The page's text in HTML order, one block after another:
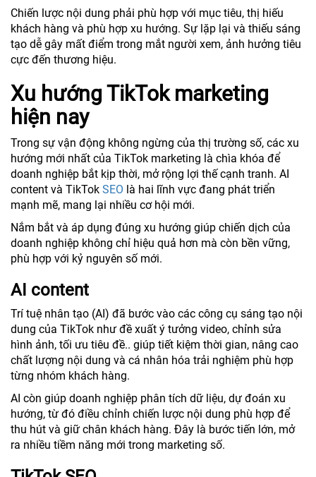
Chiến lược nội dung phải phù hợp với mục tiêu, thị hiếu
khách hàng và phù hợp xu hướng. Sự lặp lại và thiếu sáng
tạo dễ gây mất điểm trong mắt người xem, ảnh hưởng tiêu
cực đến thương hiệu.
Xu hướng TikTok marketing
hiện nay
Trong sự vận động không ngừng của thị trường số, các xu
hướng mới nhất của TikTok marketing là chìa khóa để
doanh nghiệp bắt kịp thời, mở rộng lợi thế cạnh tranh. AI
content và TikTok SEO là hai lĩnh vực đang phát triển
mạnh mẽ, mang lại nhiều cơ hội mới.
Nắm bắt và áp dụng đúng xu hướng giúp chiến dịch của
doanh nghiệp không chỉ hiệu quả hơn mà còn bền vững,
phù hợp với kỷ nguyên số mới.
AI content
Trí tuệ nhân tạo (AI) đã bước vào các công cụ sáng tạo nội
dung của TikTok như đề xuất ý tưởng video, chỉnh sửa
hình ảnh, tối ưu tiêu đề.. giúp tiết kiệm thời gian, nâng cao
chất lượng nội dung và cá nhân hóa trải nghiệm phù hợp
từng nhóm khách hàng.
AI còn giúp doanh nghiệp phân tích dữ liệu, dự đoán xu
hướng, từ đó điều chỉnh chiến lược nội dung phù hợp để
thu hút và giữ chân khách hàng. Đây là bước tiến lớn, mở
ra nhiều tiềm năng mới trong marketing số.